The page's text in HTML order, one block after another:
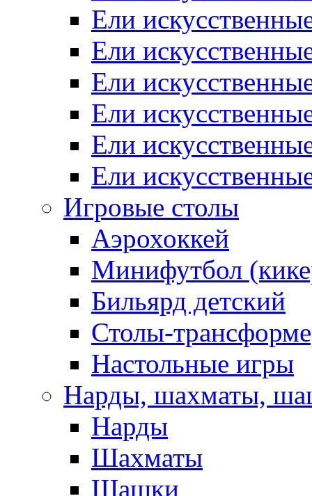
Ели
Ели
Ели
Ели
Ели
Ели
Игровые столы
Аэрохоккей
Минифутбол
Бильярд детский
Столы-
Настольные игры
Нарды, шахматы,
Нарды
Шахматы
Шашки